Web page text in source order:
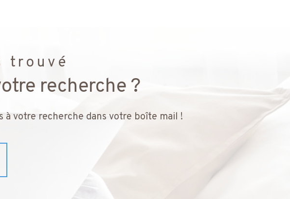
trouvé
recherche ?
votre recherche dans votre boîte mail !